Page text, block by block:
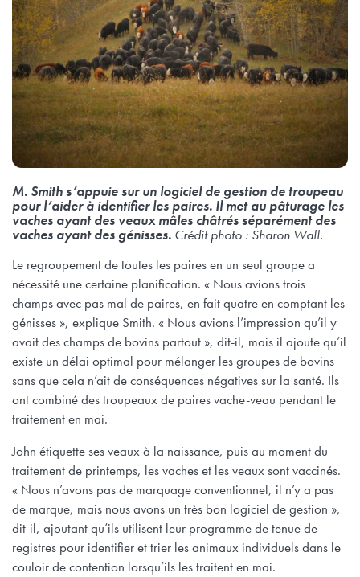
M. Smith s’appuie sur un logiciel de gestion de troupeau
pour l’aider à identifier les paires. Il met au pâturage les
vaches ayant des veaux mâles châtrés séparément des
vaches ayant des génisses. Crédit photo : Sharon Wall.
Le regroupement de toutes les paires en un seul groupe a
nécessité une certaine planification. « Nous avions trois
champs avec pas mal de paires, en fait quatre en comptant les
génisses », explique Smith. « Nous avions l’impression qu’il y
avait des champs de bovins partout », dit-il, mais il ajoute qu’il
existe un délai optimal pour mélanger les groupes de bovins
sans que cela n’ait de conséquences négatives sur la santé. Ils
ont combiné des troupeaux de paires vache-veau pendant le
traitement en mai.
John étiquette ses veaux à la naissance, puis au moment du
traitement de printemps, les vaches et les veaux sont vaccinés.
« Nous n’avons pas de marquage conventionnel, il n’y a pas
de marque, mais nous avons un très bon logiciel de gestion »,
dit-il, ajoutant qu’ils utilisent leur programme de tenue de
registres pour identifier et trier les animaux individuels dans le
couloir de contention lorsqu’ils les traitent en mai.